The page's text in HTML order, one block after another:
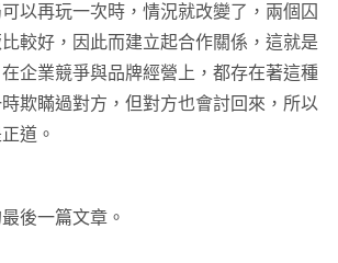
以再玩一次時，情況就改變了，兩個囚
較好，因此而建立起合作關係，這就是
企業競爭與品牌經營上，都存在著這種
欺瞞過對方，但對方也會討回來，所以
道。
後一篇文章。